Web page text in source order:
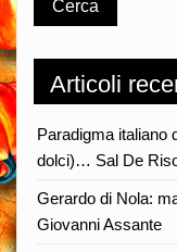
Articoli
Paradigma italiano
dolci)… Sal De
Gerardo di Nola:
Giovanni Assante